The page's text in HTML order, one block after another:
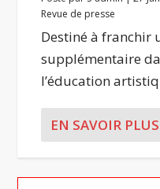
Revue de presse
Destiné à franchir
supplémentaire
l’éducation
EN SAVOIR PLUS